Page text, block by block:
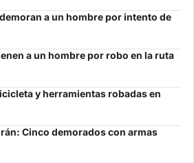
a un hombre por intento de
a un hombre por robo en la ruta
y herramientas robadas en
Cinco demorados con armas